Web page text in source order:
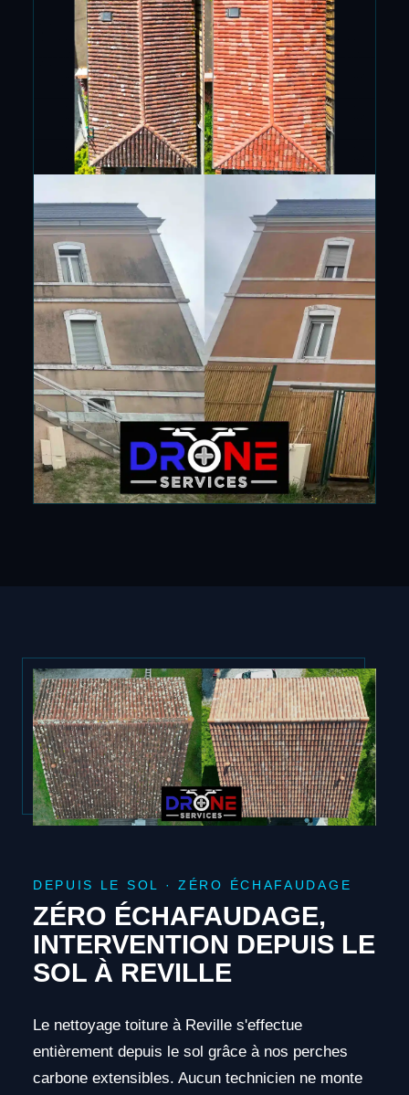
DEPUIS LE SOL · ZÉRO ÉCHAFAUDAGE
ZÉRO ÉCHAFAUDAGE,
INTERVENTION DEPUIS LE
SOL À REVILLE
Le nettoyage toiture à Reville s'effectue
entièrement depuis le sol grâce à nos perches
carbone extensibles. Aucun technicien ne monte